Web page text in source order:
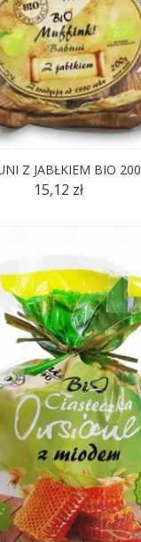
Z JABŁKIEM BIO
15,12 zł